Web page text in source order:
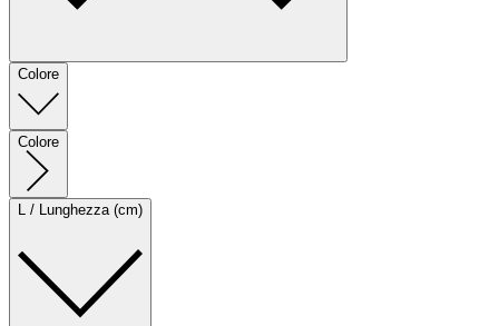
Colore
Colore
L / Lunghezza (cm)